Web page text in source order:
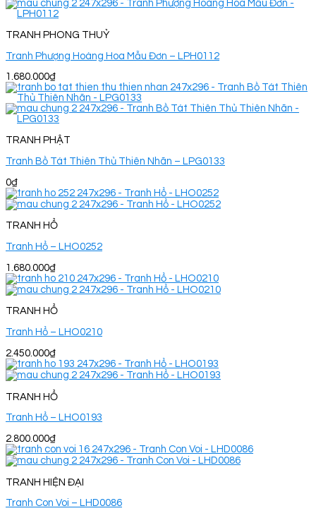
TRANH PHONG THUỶ
Tranh Phượng Hoàng Hoa Mẫu Đơn – LPH0112
1.680.000₫
TRANH PHẬT
Tranh Bồ Tát Thiên Thủ Thiên Nhãn – LPG0133
0₫
TRANH HỔ
Tranh Hổ – LHO0252
1.680.000₫
TRANH HỔ
Tranh Hổ – LHO0210
2.450.000₫
TRANH HỔ
Tranh Hổ – LHO0193
2.800.000₫
TRANH HIỆN ĐẠI
Tranh Con Voi – LHD0086